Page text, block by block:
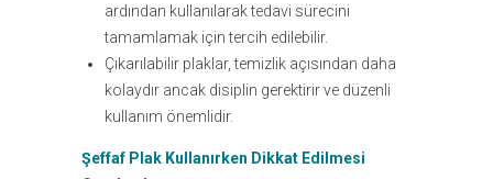
ardından kullanılarak tedavi sürecini
tamamlamak için tercih edilebilir.
Çıkarılabilir plaklar, temizlik açısından daha
kolaydır ancak disiplin gerektirir ve düzenli
kullanım önemlidir.
Şeffaf Plak Kullanırken Dikkat Edilmesi